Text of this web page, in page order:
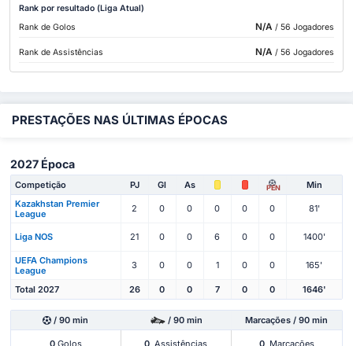
Rank por resultado (Liga Atual)
Rank de Golos
N/A / 56 Jogadores
Rank de Assistências N/A / 56 Jogadores
PRESTAÇÕES NAS ÚLTIMAS ÉPOCAS
2027 Época
Competição PJ Gl As PEN
Min
Kazakhstan Premier
League
2 0 0 0 0 0 81'
Liga NOS 21 0 0 6 0 0 1400'
UEFA Champions
League
3 0 0 1 0 0 165'
Total 2027 26 0 0 7 0 0 1646'
/ 90 min / 90 min Marcações / 90 min